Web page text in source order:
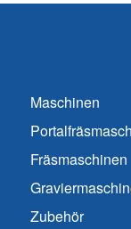
Maschinen
Fräsmaschinen
Zubehör